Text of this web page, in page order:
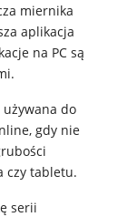
miernika
aplikacja
na PC są
do
gdy nie
czy tabletu.
serii